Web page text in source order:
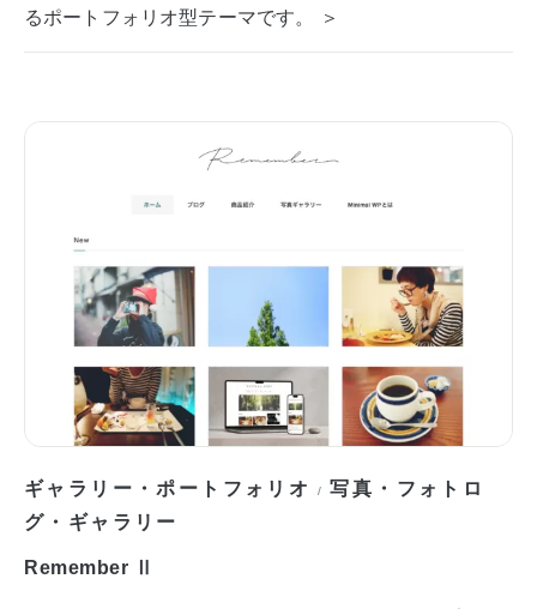
るポートフォリオ型テーマです。 ＞
ギャラリー・ポートフォリオ /写真・フォトロ
グ・ギャラリー
Remember Ⅱ